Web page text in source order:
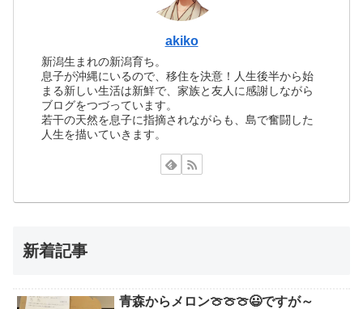
akiko
新潟生まれの新潟育ち。
息子が沖縄にいるので、移住を決意！人生後半から始
まる新しい生活は新鮮で、家族と友人に感謝しながら
ブログをつづっています。
若干の天然を息子に指摘されながらも、島で奮闘した
人生を描いていきます。
新着記事
青森からメロン🍈🍈🍈😃ですが～